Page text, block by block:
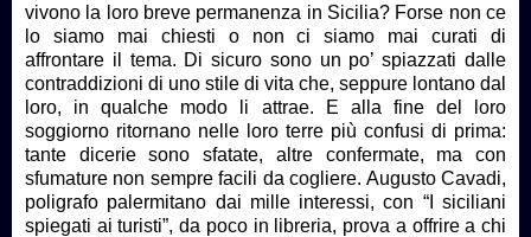
vivono la loro breve permanenza in Sicilia? Forse non ce
lo siamo mai chiesti o non ci siamo mai curati di
affrontare il tema. Di sicuro sono un po’ spiazzati dalle
contraddizioni di uno stile di vita che, seppure lontano dal
loro, in qualche modo li attrae. E alla fine del loro
soggiorno ritornano nelle loro terre più confusi di prima:
tante dicerie sono sfatate, altre confermate, ma con
sfumature non sempre facili da cogliere. Augusto Cavadi,
poligrafo palermitano dai mille interessi, con “I siciliani
spiegati ai turisti”, da poco in libreria, prova a offrire a chi